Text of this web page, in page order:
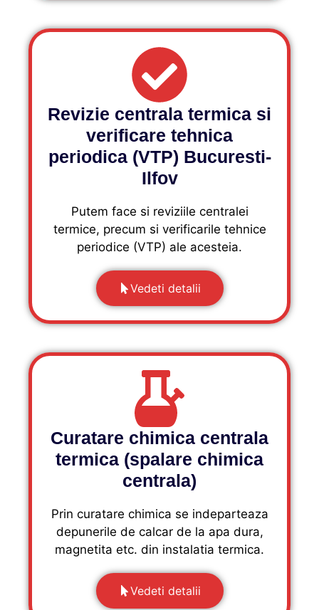
Revizie centrala termica si
verificare tehnica
periodica (VTP) Bucuresti-
Ilfov
Putem face si reviziile centralei
termice, precum si verificarile tehnice
periodice (VTP) ale acesteia.
Vedeti detalii
Curatare chimica centrala
termica (spalare chimica
centrala)
Prin curatare chimica se indeparteaza
depunerile de calcar de la apa dura,
magnetita etc. din instalatia termica.
Vedeti detalii